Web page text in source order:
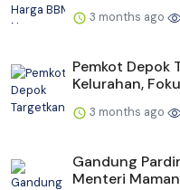
3 months ago
Pemkot Depok
Kelurahan,
3 months ago
Gandung
Menteri Maman